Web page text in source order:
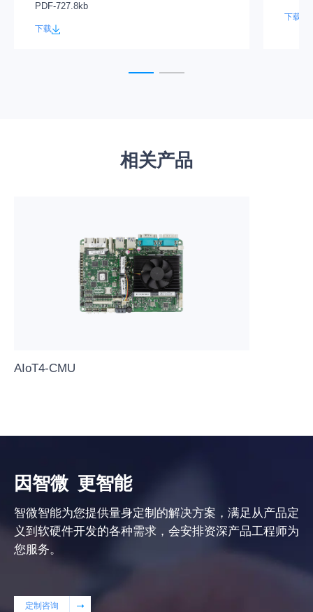
PDF-727.8kb
下载
下载
相关产品
AIoT4-CMU
因智微 更智能
智微智能为您提供量身定制的解决方案，满足从产品定
义到软硬件开发的各种需求，会安排资深产品工程师为
您服务。
定制咨询